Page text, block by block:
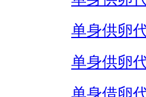
单身供卵
单身供卵
单身借卵